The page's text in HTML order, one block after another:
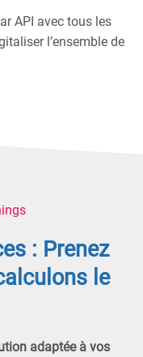
API avec tous les
l’ensemble de
: Prenez
le
adaptée à vos